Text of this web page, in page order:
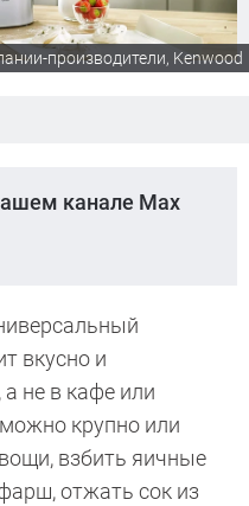
производители, Kenwood
канале Max
вкусно и
не в кафе или
крупно или
взбить яичные
отжать сок из